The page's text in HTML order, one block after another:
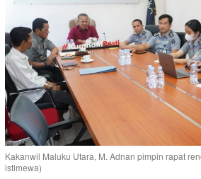
Kakanwil Maluku Utara, M. Adnan pimpin rapat
istimewa)